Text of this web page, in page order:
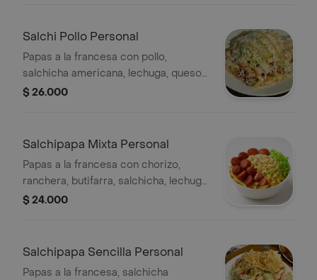
Salchi Pollo Personal
Papas a la francesa con pollo,
salchicha americana, lechuga, queso y
salsas de la casa.
$ 26.000
Salchipapa Mixta Personal
Papas a la francesa con chorizo,
ranchera, butifarra, salchicha, lechuga,
queso y salsas de la casa.
$ 24.000
Salchipapa Sencilla Personal
Papas a la francesa, salchicha